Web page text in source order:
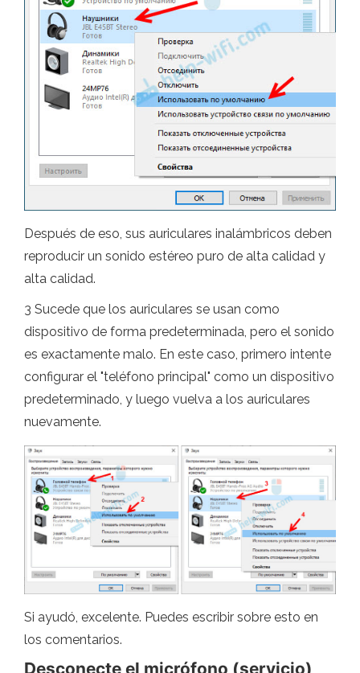
Después de eso, sus auriculares inalámbricos deben
reproducir un sonido estéreo puro de alta calidad y
alta calidad.
3 Sucede que los auriculares se usan como
dispositivo de forma predeterminada, pero el sonido
es exactamente malo. En este caso, primero intente
configurar el "teléfono principal" como un dispositivo
predeterminado, y luego vuelva a los auriculares
nuevamente.
Si ayudó, excelente. Puedes escribir sobre esto en
los comentarios.
Desconecte el micrófono (servicio)